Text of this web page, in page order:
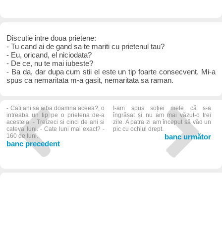
Discutie intre doua prietene:
- Tu cand ai de gand sa te mariti cu prietenul tau?
- Eu, oricand, el niciodata?
- De ce, nu te mai iubeste?
- Ba da, dar dupa cum stii el este un tip foarte consecvent. Mi-a
spus ca nemaritata m-a gasit, nemaritata sa raman.
- Cati ani sa aiba doamna aceea?, o
intreaba un tip pe o prietena de-a
acesteia. - Treizeci si cinci de ani si
cateva luni. - Cate luni mai exact? -
160 de luni.
banc precedent
I-am spus soției mele că s-a
îngrășat și nu am mai văzut-o trei
zile. A patra zi am început să văd un
pic cu ochiul drept.
banc următor